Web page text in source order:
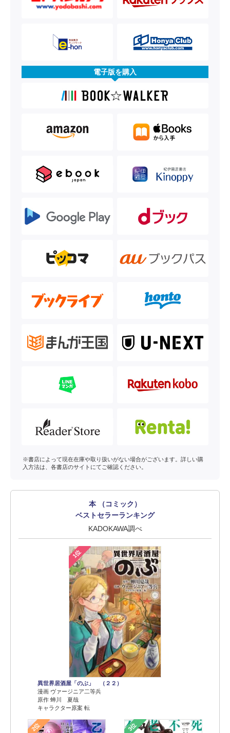
電子版を購入
※書店によって現在在庫や取り扱いがない場合がございます。詳しい購
入方法は、各書店のサイトにてご確認ください。
本 （コミック）
ベストセラーランキング
KADOKAWA調べ
1位
異世界居酒屋「のぶ」 （２２）
漫画 ヴァージニア二等兵
原作 蝉川 夏哉
キャラクター原案 転
2位 3位